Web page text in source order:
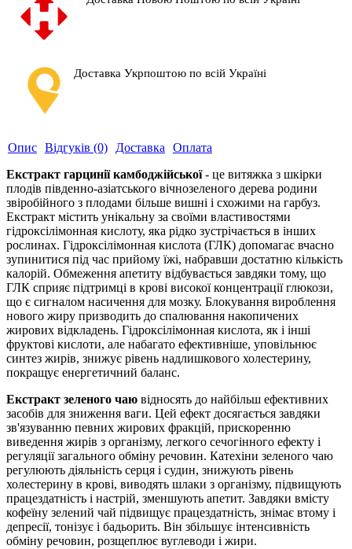
Доставка Укрпоштою по всій Україні
Опис Відгуків (0) Доставка
Оплата
Екстракт гарцинії камбоджійської- це витяжка з шкірки
плодів південно-азіатського вічнозеленого дерева родини
звіробійного з плодами більше вишні і схожими на гарбуз.
Екстракт містить унікальну за своїми властивостями
гідроксілімонная кислоту, яка рідко зустрічається в інших
рослинах. Гідроксілімонная кислота (ГЛК) допомагає вчасно
зупинитися під час прийому їжі, набравши достатню кількість
калорій. Обмеження апетиту відбувається завдяки тому, що
ГЛК сприяє підтримці в крові високої концентрації глюкози,
що є сигналом насичення для мозку. Блокування вироблення
нового жиру призводить до спалювання накопичених
жирових відкладень. Гідроксілімонная кислота, як і інші
фруктові кислоти, але набагато ефективніше, уповільнює
синтез жирів, знижує рівень надлишкового холестерину,
покращує енергетичний баланс.
Екстракт зеленого чаю відносять до найбільш ефективних
засобів для зниження ваги. Цей ефект досягається завдяки
зв'язуванню певних жирових фракцій, прискоренню
виведення жирів з організму, легкого сечогінного ефекту і
регуляції загального обміну речовин. Катехіни зеленого чаю
регулюють діяльність серця і судин, знижують рівень
холестерину в крові, виводять шлаки з організму, підвищують
працездатність і настрій, зменшують апетит. Завдяки вмісту
кофеїну зелений чай підвищує працездатність, знімає втому і
депресії, тонізує і бадьорить. Він збільшує інтенсивність
обміну речовин, розщеплює вуглеводи і жири.